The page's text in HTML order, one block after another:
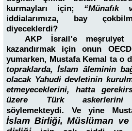
kurmayları için; “Münafık
iddialarımıza, bay
diyeceklerdi?
AKP İsrail’e
kazandırmak için onun
yumarken, Mustafa Kemal ta o
topraklarda, İslam âleminin
olacak Yahudi devletinin
etmeyeceklerini, hatta
üzere Türk askerlerini
söylemekteydi. Ve yine
İslam Birliği, Müslüman ve